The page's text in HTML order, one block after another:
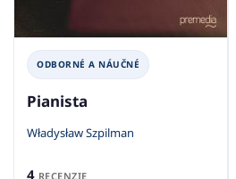
ODBORNÉ A NÁUČNÉ
Pianista
Władysław Szpilman
4 RECENZIE